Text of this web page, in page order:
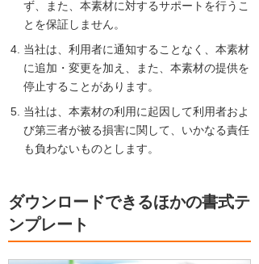
ず、また、本素材に対するサポートを行うこ
とを保証しません。
当社は、利用者に通知することなく、本素材
に追加・変更を加え、また、本素材の提供を
停止することがあります。
当社は、本素材の利用に起因して利用者およ
び第三者が被る損害に関して、いかなる責任
も負わないものとします。
ダウンロードできるほかの書式テ
ンプレート